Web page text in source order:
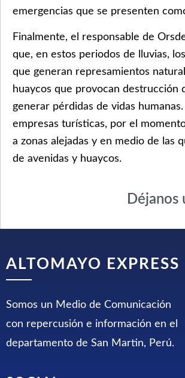
emergencias que se presenten
Finalmente, el responsable de
que, en estos periodos de lluvias,
que generan represamientos
huaycos que provocan
generar pérdidas de vidas
empresas turísticas, por el
a zonas alejadas y en medio de las
de avenidas y huaycos.
Déjanos
ALTOMAYO EXPRESS
Somos un Medio de Comunicación
con repercusión e información en el
departamento de San Martin, Perú.